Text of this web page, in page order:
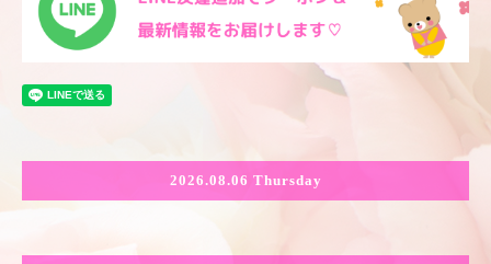
2026.08.06 Thursday